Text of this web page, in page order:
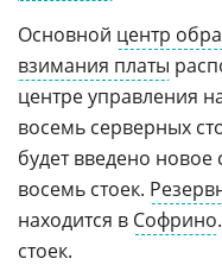
Основной центр
взимания платы
центре управления
восемь серверных
будет введено
восемь стоек.
находится в Софрино
стоек.